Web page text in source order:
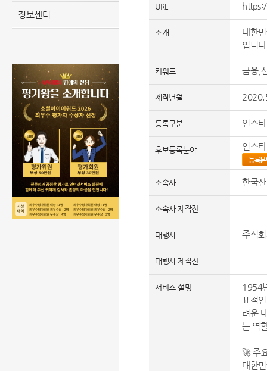
URL
소개
대한
입니
키워드 금융,
제작년월
등록구분 인스
후보등록분야 인스
등록분
소속사 한국
소속사 제작진
대행사 주식
대행사 제작진
서비스 설명
1954
표적
려운
는 역
🚀 주
대한
정보센터